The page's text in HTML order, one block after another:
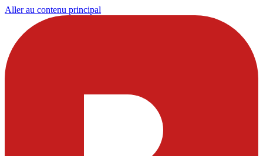
Aller au contenu principal